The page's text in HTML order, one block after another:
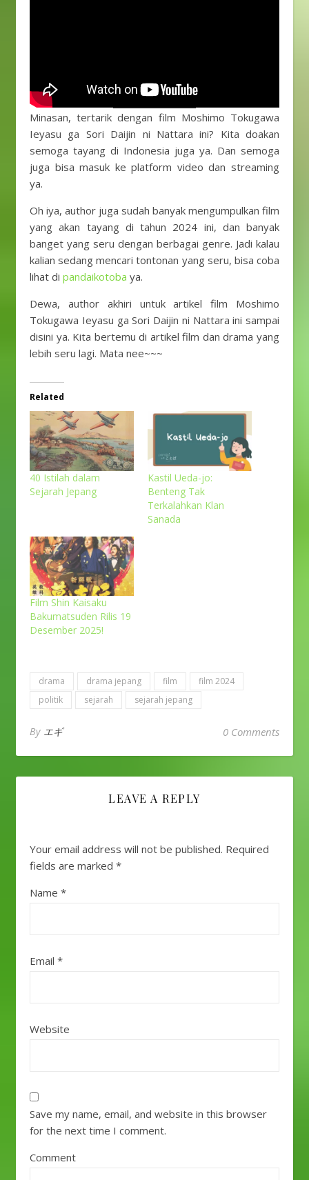
Minasan, tertarik dengan film Moshimo Tokugawa
Ieyasu ga Sori Daijin ni Nattara ini? Kita doakan
semoga tayang di Indonesia juga ya. Dan semoga
juga bisa masuk ke platform video dan streaming
ya.
Oh iya, author juga sudah banyak mengumpulkan film
yang akan tayang di tahun 2024 ini, dan banyak
banget yang seru dengan berbagai genre. Jadi kalau
kalian sedang mencari tontonan yang seru, bisa coba
lihat di pandaikotoba ya.
Dewa, author akhiri untuk artikel film Moshimo
Tokugawa Ieyasu ga Sori Daijin ni Nattara ini sampai
disini ya. Kita bertemu di artikel film dan drama yang
lebih seru lagi. Mata nee~~~
Related
40 Istilah dalam
Sejarah Jepang
Kastil Ueda-jo:
Benteng Tak
Terkalahkan Klan
Sanada
Film Shin Kaisaku
Bakumatsuden Rilis 19
Desember 2025!
drama drama jepang film
film 2024
politik
sejarah sejarah jepang
By エギ 0 Comments
LEAVE A REPLY
Your email address will not be published. Required
fields are marked *
Name *
Email *
Website
Save my name, email, and website in this browser
for the next time I comment.
Comment